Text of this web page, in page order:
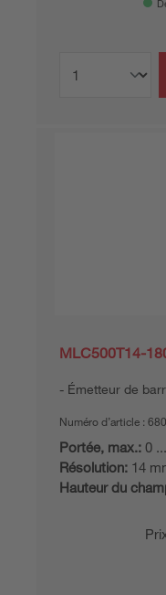
MLC500T14-
Émetteur de
Numéro d’article :
Portée, max.: 0
Résolution: 14
Hauteur du